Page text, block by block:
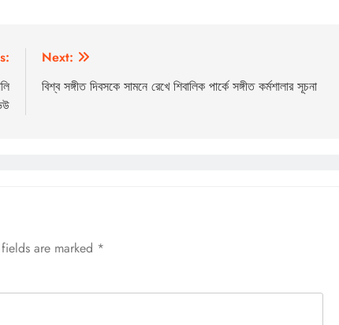
Next:
বিশ্ব সঙ্গীত দিবসকে সামনে রেখে শিবালিক পার্কে সঙ্গীত কর্মশালার সূচনা
are marked *